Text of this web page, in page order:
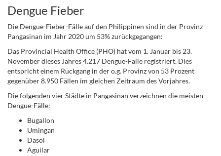
Dengue Fieber
Die Dengue-Fieber-Fälle auf den Philippinen sind in der Provinz
Pangasinan im Jahr 2020 um 53% zurückgegangen:
Das Provincial Health Office (PHO) hat vom 1. Januar bis 23.
November dieses Jahres 4.217 Dengue-Fälle registriert. Dies
entspricht einem Rückgang in der o.g. Provinz von 53 Prozent
gegenüber 8.950 Fällen im gleichen Zeitraum des Vorjahres.
Die folgenden vier Städte in Pangasinan verzeichnen die meisten
Dengue-Fälle:
Bugallon
Umingan
Dasol
Aguilar